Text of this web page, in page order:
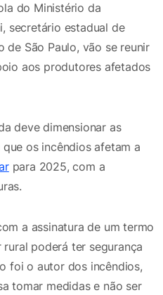
do Ministério da
secretário estadual de
de São Paulo, vão se reunir
aos produtores afetados
deve dimensionar as
os incêndios afetam a
para 2025, com a
a assinatura de um termo
poderá ter segurança
foi o autor dos incêndios,
tomar medidas e não ser